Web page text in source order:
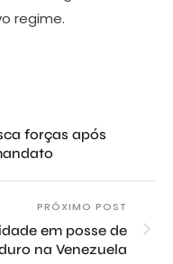
regime.
forças após
PRÓXIMO POST
em posse de
na Venezuela